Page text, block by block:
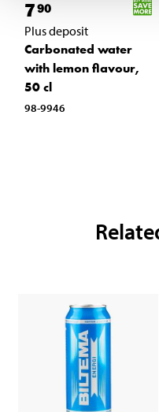
790
Plus deposit
Carbonated water
with lemon flavour,
50 cl
98-9946